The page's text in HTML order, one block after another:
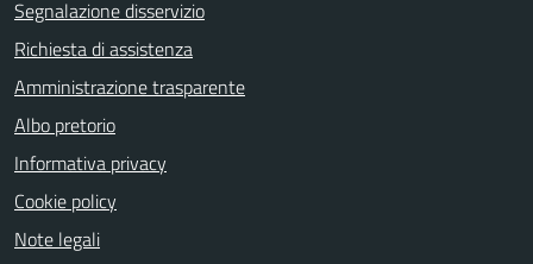
Segnalazione disservizio
Richiesta di assistenza
Amministrazione trasparente
Albo pretorio
Informativa privacy
Cookie policy
Note legali